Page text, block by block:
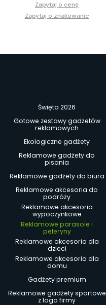
Zapytaj o cenę
Zapytaj o znakowanie
Święta 2026
Gotowe zestawy gadżetów
reklamowych
Ekologiczne gadżety
Reklamowe gadżety do
pisania
Reklamowe gadżety do biura
Reklamowe akcesoria do
podróży
Reklamowe akcesoria
wypoczynkowe
Reklamowe parasole i
peleryny
Reklamowe akcesoria dla
dzieci
Reklamowe akcesoria dla
domu
Gadżety premium
Reklamowe gadżety sportowe
z logo firmy